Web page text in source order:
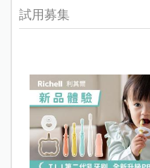
試用募集